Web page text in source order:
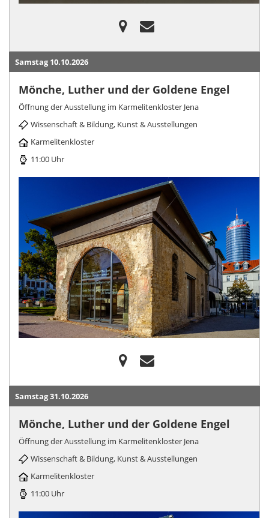
Samstag 10.10.2026
Mönche, Luther und der Goldene Engel
Öffnung der Ausstellung im Karmelitenkloster Jena
Wissenschaft & Bildung, Kunst & Ausstellungen
Karmelitenkloster
11:00 Uhr
Samstag 31.10.2026
Mönche, Luther und der Goldene Engel
Öffnung der Ausstellung im Karmelitenkloster Jena
Wissenschaft & Bildung, Kunst & Ausstellungen
Karmelitenkloster
11:00 Uhr